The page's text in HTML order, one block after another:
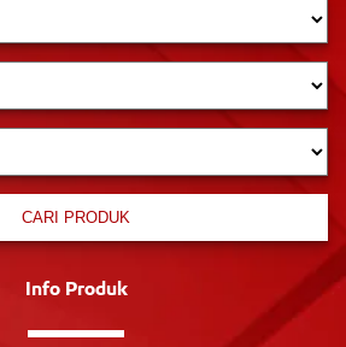
CARI PRODUK
Info Produk